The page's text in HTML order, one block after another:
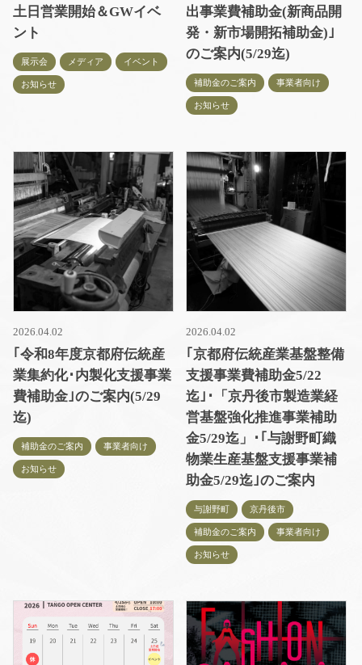
土日営業開始＆GWイベ
ント
展示会 メディア イベント
お知らせ
出事業費補助金(新商品開
発・新市場開拓補助金)｣
のご案内(5/29迄)
補助金のご案内 事業者向け
お知らせ
2026.04.02
｢令和8年度京都府伝統産
業集約化･内製化支援事業
費補助金｣のご案内(5/29
迄)
補助金のご案内 事業者向け
お知らせ
2026.04.02
｢京都府伝統産業基盤整備
支援事業費補助金5/22
迄｣･「京丹後市製造業経
営基盤強化推進事業補助
金5/29迄」･｢与謝野町織
物業生産基盤支援事業補
助金5/29迄｣のご案内
与謝野町 京丹後市
補助金のご案内 事業者向け
お知らせ